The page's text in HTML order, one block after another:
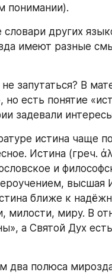
понимании).
словари других
имеют разные
запутаться? В
но есть понятие
задевали
истина чаще
Истина (греч.
и
высшая
ближе к
милости, миру. В
а Святой Дух
два полюса